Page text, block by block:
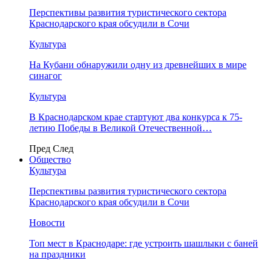
Перспективы развития туристического сектора
Краснодарского края обсудили в Сочи
Культура
На Кубани обнаружили одну из древнейших в мире
синагог
Культура
В Краснодарском крае стартуют два конкурса к 75-
летию Победы в Великой Отечественной…
Пред След
Общество
Культура
Перспективы развития туристического сектора
Краснодарского края обсудили в Сочи
Новости
Топ мест в Краснодаре: где устроить шашлыки с баней
на праздники